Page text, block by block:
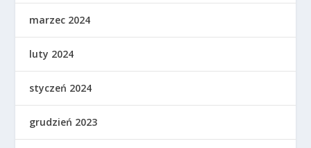
marzec 2024
luty 2024
styczeń 2024
grudzień 2023